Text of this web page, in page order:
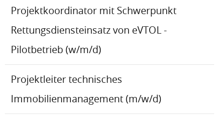
Projektkoordinator mit Schwerpunkt
Rettungsdiensteinsatz von eVTOL -
Pilotbetrieb (w/m/d)
Projektleiter technisches
Immobilienmanagement (m/w/d)